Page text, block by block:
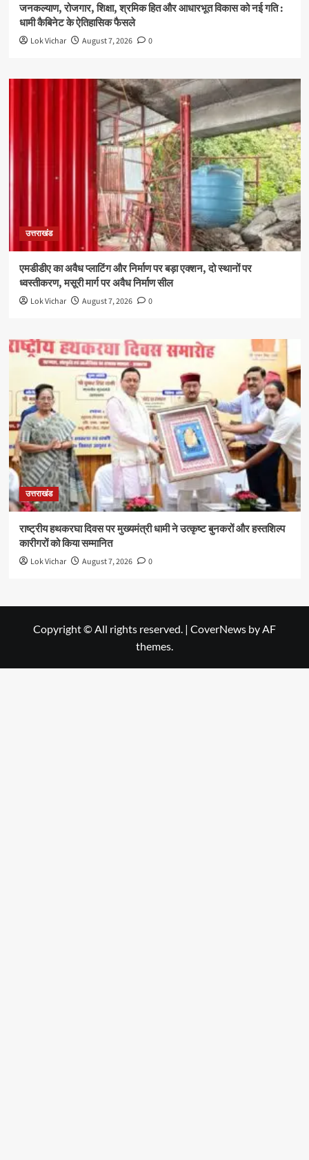
जनकल्याण, रोजगार, शिक्षा, श्रमिक हित और आधारभूत विकास को नई गति :
धामी कैबिनेट के ऐतिहासिक फैसले
Lok Vichar August 7, 2026 0
उत्तराखंड
एमडीडीए का अवैध प्लाटिंग और निर्माण पर बड़ा एक्शन, दो स्थानों पर
ध्वस्तीकरण, मसूरी मार्ग पर अवैध निर्माण सील
Lok Vichar August 7, 2026 0
उत्तराखंड
राष्ट्रीय हथकरघा दिवस पर मुख्यमंत्री धामी ने उत्कृष्ट बुनकरों और हस्तशिल्प
कारीगरों को किया सम्मानित
Lok Vichar August 7, 2026 0
Copyright © All rights reserved. | CoverNews by AF
themes.